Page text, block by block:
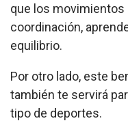
que los
coordinación,
equilibrio.
Por otro lado, este
también te servirá
tipo de deportes.